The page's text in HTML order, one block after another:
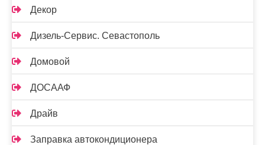
Декор
Дизель-Сервис. Севастополь
Домовой
ДОСААФ
Драйв
Заправка автокондиционера